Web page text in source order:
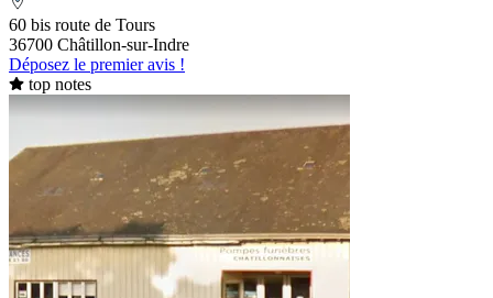
60 bis route de Tours
36700 Châtillon-sur-Indre
Déposez le premier avis !
top notes